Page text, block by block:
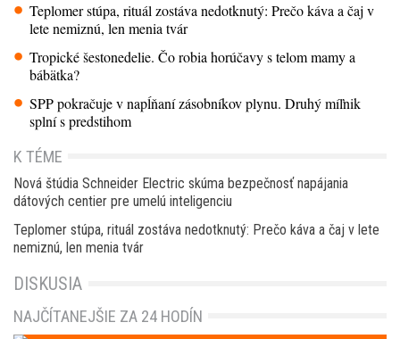
Teplomer stúpa, rituál zostáva nedotknutý: Prečo káva a čaj v
lete nemiznú, len menia tvár
Tropické šestonedelie. Čo robia horúčavy s telom mamy a
bábätka?
SPP pokračuje v napĺňaní zásobníkov plynu. Druhý míľnik
splní s predstihom
K TÉME
Nová štúdia Schneider Electric skúma bezpečnosť napájania
dátových centier pre umelú inteligenciu
Teplomer stúpa, rituál zostáva nedotknutý: Prečo káva a čaj v lete
nemiznú, len menia tvár
DISKUSIA
NAJČÍTANEJŠIE ZA 24 HODÍN